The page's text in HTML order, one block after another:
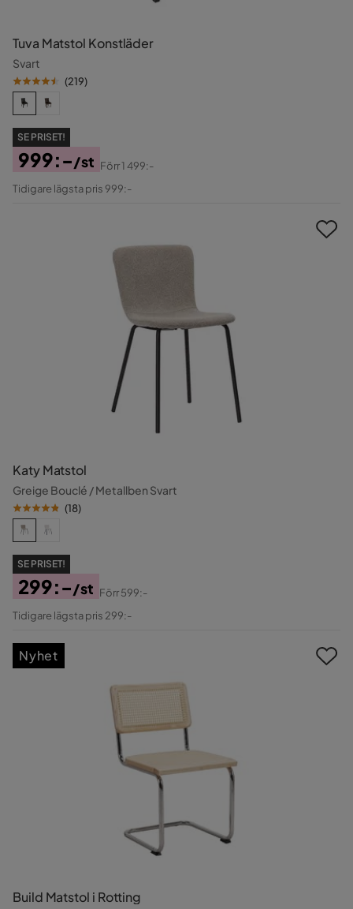
Tuva Matstol Konstläder
Svart
(219)
SE PRISET!
Pris
999:-/st
Original
Förr1 499:-
Tidigare lägsta pris 999:-
Katy Matstol
Greige Bouclé / Metallben Svart
(18)
SE PRISET!
Pris
299:-/st
Original
Förr599:-
Tidigare lägsta pris 299:-
Build Matstol i Rotting
Nyhet